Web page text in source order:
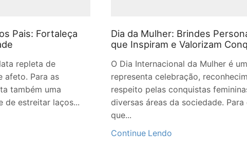
Pais: Fortaleça
repleta de
afeto. Para as
também uma
de estreitar laços...
Dia da Mulher: Brindes
que Inspiram e Valorizam
O Dia Internacional da Mulher é
representa celebração,
respeito pelas conquistas
diversas áreas da sociedade. Para
que...
Continue Lendo